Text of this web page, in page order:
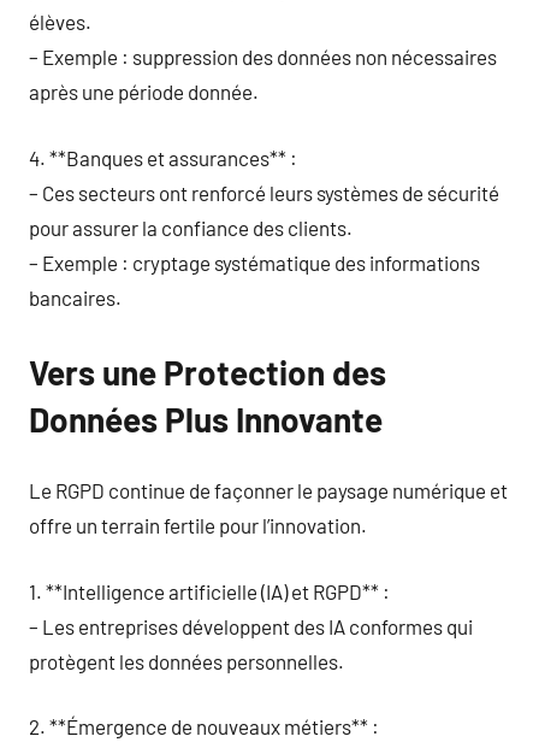
élèves.
– Exemple : suppression des données non nécessaires
après une période donnée.
4. **Banques et assurances** :
– Ces secteurs ont renforcé leurs systèmes de sécurité
pour assurer la confiance des clients.
– Exemple : cryptage systématique des informations
bancaires.
Vers une Protection des
Données Plus Innovante
Le RGPD continue de façonner le paysage numérique et
offre un terrain fertile pour l’innovation.
1. **Intelligence artificielle (IA) et RGPD** :
– Les entreprises développent des IA conformes qui
protègent les données personnelles.
2. **Émergence de nouveaux métiers** :